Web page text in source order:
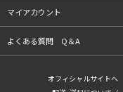
マイアカウント
よくある質問 Q＆A
オフィシャルサイトへ